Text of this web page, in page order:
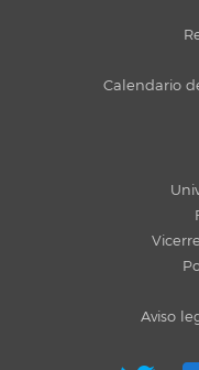
Calendario
Aviso